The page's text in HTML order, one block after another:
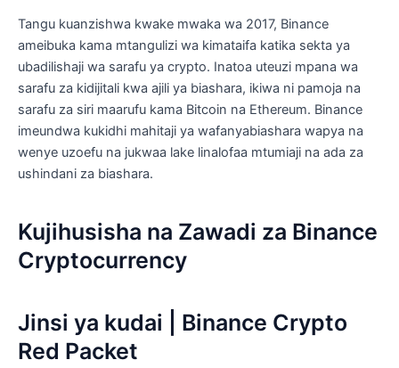
Tangu kuanzishwa kwake mwaka wa 2017, Binance
ameibuka kama mtangulizi wa kimataifa katika sekta ya
ubadilishaji wa sarafu ya crypto. Inatoa uteuzi mpana wa
sarafu za kidijitali kwa ajili ya biashara, ikiwa ni pamoja na
sarafu za siri maarufu kama Bitcoin na Ethereum. Binance
imeundwa kukidhi mahitaji ya wafanyabiashara wapya na
wenye uzoefu na jukwaa lake linalofaa mtumiaji na ada za
ushindani za biashara.
Kujihusisha na Zawadi za Binance
Cryptocurrency
Jinsi ya kudai | Binance Crypto
Red Packet